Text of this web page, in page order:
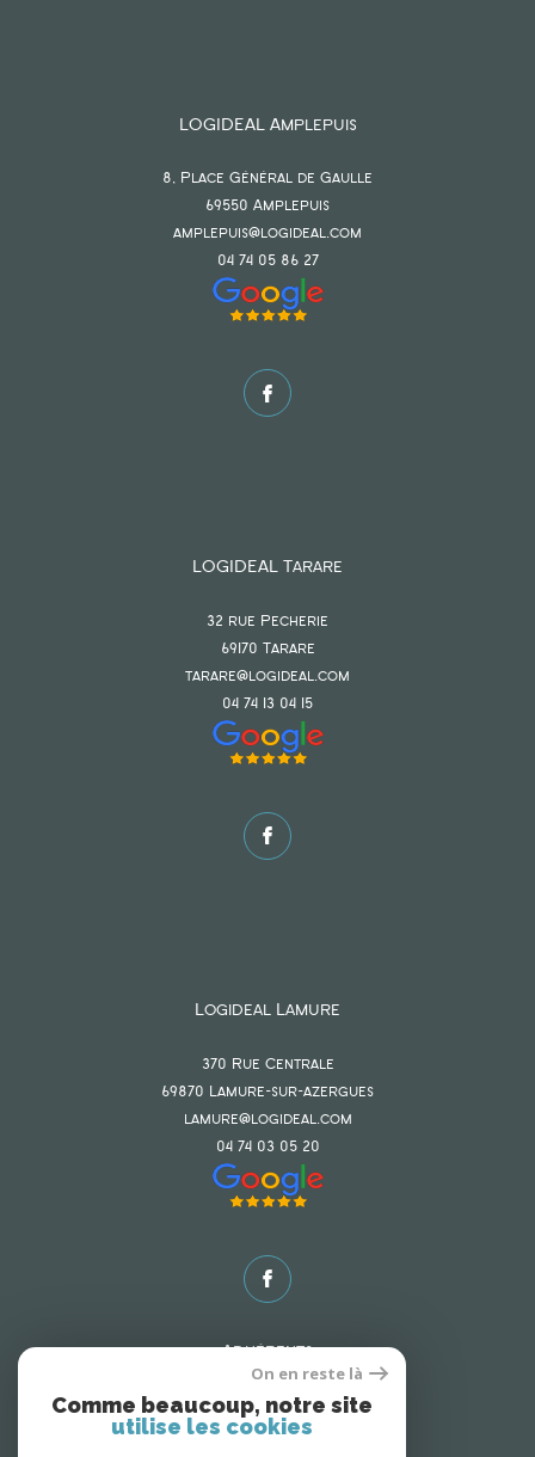
LOGIDEAL Amplepuis
8, Place Général de Gaulle
69550 amplepuis
amplepuis@logideal.com
04 74 05 86 27
LOGIDEAL Tarare
32 rue Pecherie
69170 tarare
tarare@logideal.com
04 74 13 04 15
Logideal Lamure
370 Rue Centrale
69870 lamure-sur-azergues
lamure@logideal.com
04 74 03 05 20
On en reste là
Comme beaucoup, notre site
utilise les cookies